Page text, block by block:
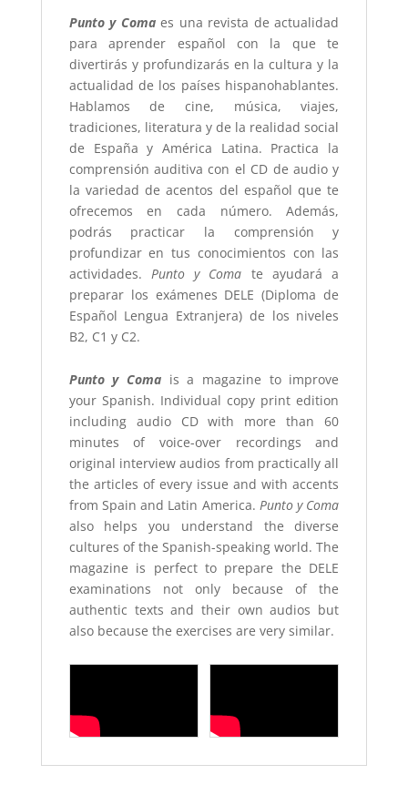
Punto y Comaes una revista de actualidad
para aprender español con la que te
divertirás y profundizarás en la cultura y la
actualidad de los países hispanohablantes.
Hablamos de cine, música, viajes,
tradiciones, literatura y de la realidad social
de España y América Latina. Practica la
comprensión auditiva con el CD de audio y
la variedad de acentos del español que te
ofrecemos en cada número. Además,
podrás practicar la comprensión y
profundizar en tus conocimientos con las
actividades.Punto y Coma te ayudará a
preparar los exámenes DELE (Diploma de
Español Lengua Extranjera) de los niveles
B2, C1 y C2.
Punto y Coma is a magazine to improve
your Spanish. Individual copy print edition
including audio CD with more than 60
minutes of voice-over recordings and
original interview audios from practically all
the articles of every issue and with accents
from Spain and Latin America. Punto y Coma
also helps you understand the diverse
cultures of the Spanish-speaking world. The
magazine is perfect to prepare the DELE
examinations not only because of the
authentic texts and their own audios but
also because the exercises are very similar.